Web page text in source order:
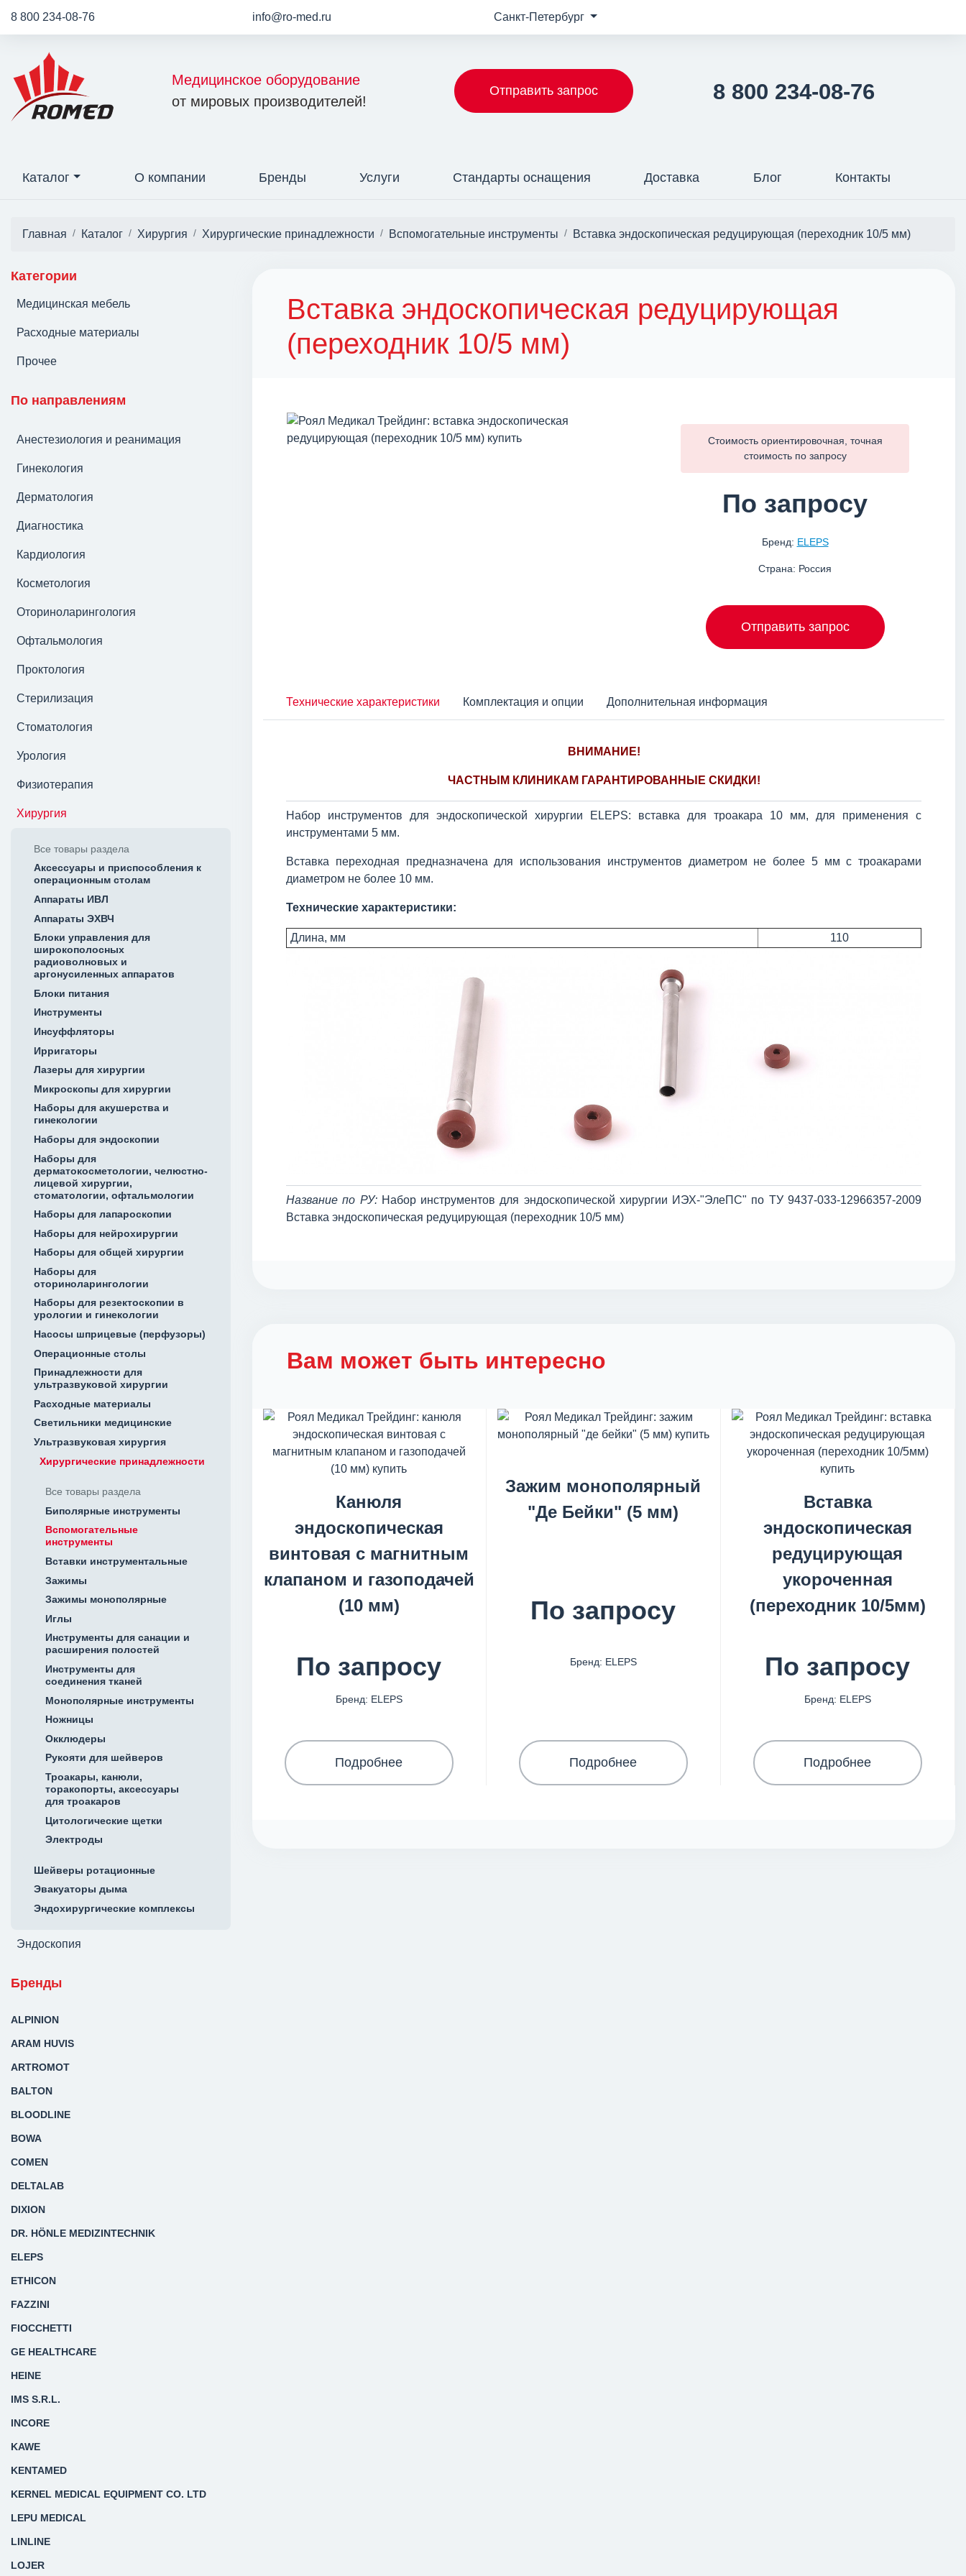
8 800 234-08-76 info@ro-med.ru Санкт-Петербург
Медицинское оборудование
от мировых производителей!
Отправить запрос 8 800 234-08-76
Каталог О компании Бренды Услуги Стандарты оснащения Доставка Блог Контакты
Главная Каталог Хирургия Хирургические принадлежности Вспомогательные инструменты Вставка эндоскопическая редуцирующая (переходник 10/5 мм)
Категории
Медицинская мебель
Расходные материалы
Прочее
По направлениям
Анестезиология и реанимация
Гинекология
Дерматология
Диагностика
Кардиология
Косметология
Оториноларингология
Офтальмология
Проктология
Стерилизация
Стоматология
Урология
Физиотерапия
Хирургия
Все товары раздела
Аксессуары и приспособления к
операционным столам
Аппараты ИВЛ
Аппараты ЭХВЧ
Блоки управления для
широкополосных
радиоволновых и
аргонусиленных аппаратов
Блоки питания
Инструменты
Инсуффляторы
Ирригаторы
Лазеры для хирургии
Микроскопы для хирургии
Наборы для акушерства и
гинекологии
Наборы для эндоскопии
Наборы для
дерматокосметологии, челюстно-
лицевой хирургии,
стоматологии, офтальмологии
Наборы для лапароскопии
Наборы для нейрохирургии
Наборы для общей хирургии
Наборы для
оториноларингологии
Наборы для резектоскопии в
урологии и гинекологии
Насосы шприцевые (перфузоры)
Операционные столы
Принадлежности для
ультразвуковой хирургии
Расходные материалы
Светильники медицинские
Ультразвуковая хирургия
Хирургические принадлежности
Все товары раздела
Биполярные инструменты
Вспомогательные
инструменты
Вставки инструментальные
Зажимы
Зажимы монополярные
Иглы
Инструменты для санации и
расширения полостей
Инструменты для
соединения тканей
Монополярные инструменты
Ножницы
Окклюдеры
Рукояти для шейверов
Троакары, канюли,
торакопорты, аксессуары
для троакаров
Цитологические щетки
Электроды
Шейверы ротационные
Эвакуаторы дыма
Эндохирургические комплексы
Эндоскопия
Бренды
ALPINION
ARAM HUVIS
ARTROMOT
BALTON
BLOODLINE
BOWA
COMEN
DELTALAB
DIXION
DR. HÖNLE MEDIZINTECHNIK
ELEPS
ETHICON
FAZZINI
FIOCCHETTI
GE HEALTHCARE
HEINE
IMS S.R.L.
INCORE
KAWE
KENTAMED
KERNEL MEDICAL EQUIPMENT CO. LTD
LEPU MEDICAL
LINLINE
LOJER
Вставка эндоскопическая редуцирующая
(переходник 10/5 мм)
Стоимость ориентировочная, точная
стоимость по запросу
По запросу
Бренд: ELEPS
Страна: Россия
Отправить запрос
Технические характеристики Комплектация и опции Дополнительная информация
ВНИМАНИЕ!
ЧАСТНЫМ КЛИНИКАМ ГАРАНТИРОВАННЫЕ СКИДКИ!
Набор инструментов для эндоскопической хирургии ELEPS: вставка для троакара 10 мм, для применения с
инструментами 5 мм.
Вставка переходная предназначена для использования инструментов диаметром не более 5 мм с троакарами
диаметром не более 10 мм.
Технические характеристики:
Длина, мм 110
Название по РУ:Набор инструментов для эндоскопической хирургии ИЭХ-"ЭлеПС" по ТУ 9437-033-12966357-2009
Вставка эндоскопическая редуцирующая (переходник 10/5 мм)
Вам может быть интересно
Канюля
эндоскопическая
винтовая с магнитным
клапаном и газоподачей
(10 мм)
По запросу
Бренд: ELEPS
Подробнее
Зажим монополярный
"Де Бейки" (5 мм)
По запросу
Бренд: ELEPS
Подробнее
Вставка
эндоскопическая
редуцирующая
укороченная
(переходник 10/5мм)
По запросу
Бренд: ELEPS
Подробнее